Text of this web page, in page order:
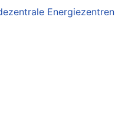
Energiezentren